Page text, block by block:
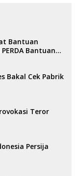
Bantuan
Bantuan
Bakal Cek Pabrik
Teror
Persija